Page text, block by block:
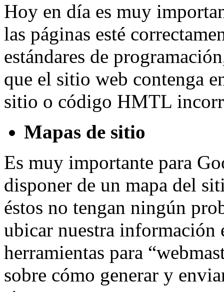
Hoy en día es muy
las páginas esté
estándares de
que el sitio web contenga
sitio o código HMTL
Mapas de sitio
Es muy importante para
disponer de un mapa del
éstos no tengan ningún
ubicar nuestra información
herramientas para
sobre cómo generar y